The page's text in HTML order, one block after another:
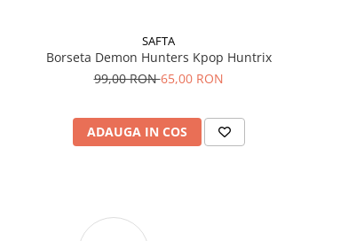
SAFTA
Borseta Demon Hunters Kpop Huntrix
99,00 RON65,00 RON
ADAUGA IN COS